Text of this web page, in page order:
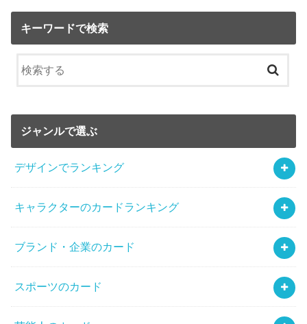
キーワードで検索
ジャンルで選ぶ
デザインでランキング
キャラクターのカードランキング
ブランド・企業のカード
スポーツのカード